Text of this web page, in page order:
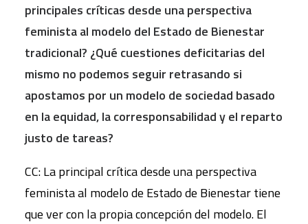
principales críticas desde una perspectiva
feminista al modelo del Estado de Bienestar
tradicional? ¿Qué cuestiones deficitarias del
mismo no podemos seguir retrasando si
apostamos por un modelo de sociedad basado
en la equidad, la corresponsabilidad y el reparto
justo de tareas?
CC: La principal crítica desde una perspectiva
feminista al modelo de Estado de Bienestar tiene
que ver con la propia concepción del modelo. El